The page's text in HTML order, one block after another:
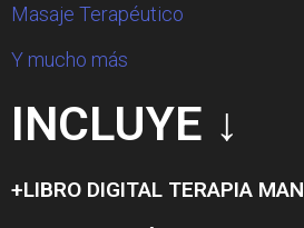
Masaje Terapéutico
Y mucho más
INCLUYE ↓
+LIBRO DIGITAL TERAPIA